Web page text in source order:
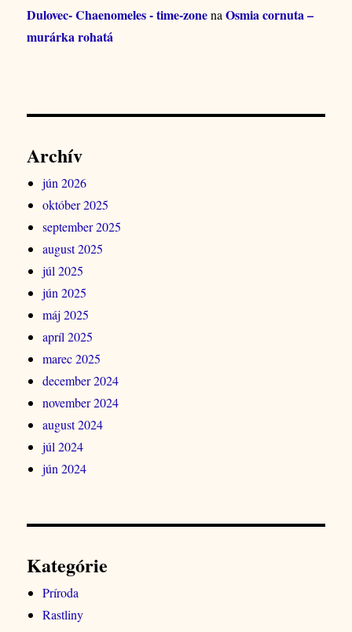
Dulovec- Chaenomeles - time-zonenaOsmia cornuta –
murárka rohatá
Archív
jún 2026
október 2025
september 2025
august 2025
júl 2025
jún 2025
máj 2025
apríl 2025
marec 2025
december 2024
november 2024
august 2024
júl 2024
jún 2024
Kategórie
Príroda
Rastliny